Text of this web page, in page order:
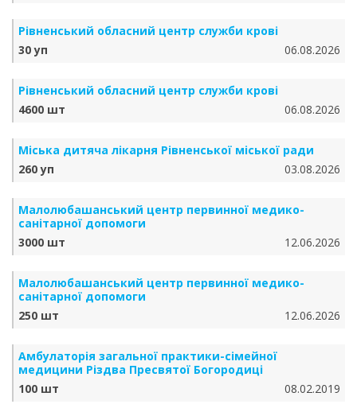
Рівненський обласний центр служби крові
30 уп
06.08.2026
Рівненський обласний центр служби крові
4600 шт
06.08.2026
Міська дитяча лікарня Рівненської міської ради
260 уп
03.08.2026
Малолюбашанський центр первинної медико-
санітарної допомоги
3000 шт
12.06.2026
Малолюбашанський центр первинної медико-
санітарної допомоги
250 шт
12.06.2026
Амбулаторія загальної практики-сімейної
медицини Різдва Пресвятої Богородиці
100 шт
08.02.2019